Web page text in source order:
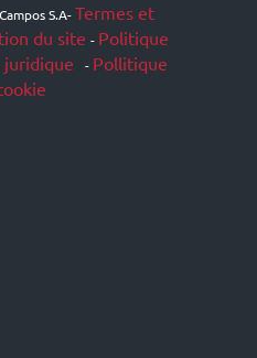
S.A-Termes et
du site - Politique
juridique - Pollitique